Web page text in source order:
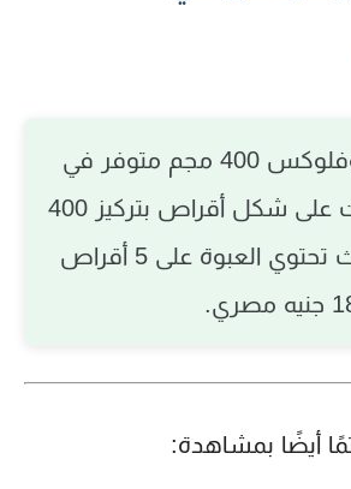
💰 فلوروفلوكس 400 مجم متوفر في
الصيدليات على شكل أقراص بتركيز 400
مجم، حيث تحتوي العبوة على 5 أقراص
أيضًا بمشاهدة: